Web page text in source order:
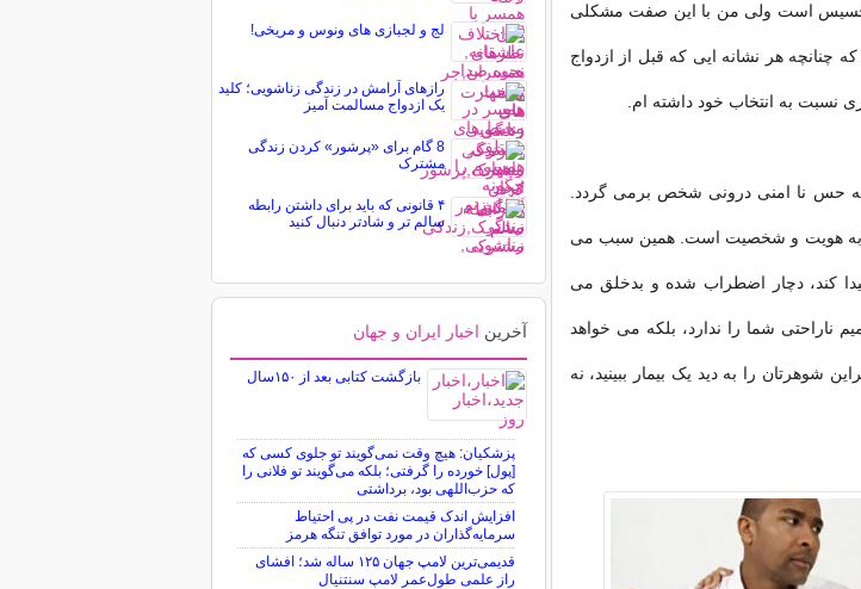
خسیس است ولی من با این صفت مشکلی
که چنانچه هر نشانه ایی که قبل از ازدواج
نسبت به انتخاب خود داشته ام.
حس نا امنی درونی شخص برمی گردد.
هویت و شخصیت است. همین سبب می
کند، دچار اضطراب شده و بدخلق می
ناراحتی شما را ندارد، بلکه می خواهد
شوهرتان را به دید یک بیمار ببینید، نه
لج و لجبازی های ونوس و مریخی!
رازهای آرامش در زندگی زناشویی؛ کلید
یک ازدواج مسالمت آمیز
8 گام برای «پرشور» کردن زندگی
مشترک
۴ قانونی که باید برای داشتن رابطه
سالم تر و شادتر دنبال کنید
آخرین اخبار ایران و جهان
بازگشت کتابی بعد از ۱۵۰سال
پزشکیان: هیچ وقت نمی‌گویند تو جلوی کسی که
[پول] خورده را گرفتی؛ بلکه می‌گویند تو فلانی را
که حزب‌اللهی بود، برداشتی
افزایش اندک قیمت نفت در پی احتیاط
سرمایه‌گذاران در مورد توافق تنگه هرمز
قدیمی‌ترین لامپ جهان ۱۲۵ ساله شد؛ افشای
راز علمی طول‌عمر لامپ سنتنیال